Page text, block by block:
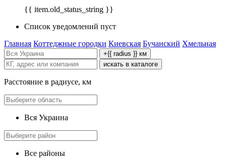
{{ item.old_status_string }}
Список уведомлений пуст
Главная Коттеджные городки Киевская Бучанский Хмельная
+{{ radius }} км
искать в каталоге
Расстояние в радиусе, км
Вся Украина
Все районы